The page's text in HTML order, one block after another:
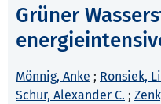
Grüner
Mönnig, Anke ; Ronsiek,
Schur, Alexander C. ;